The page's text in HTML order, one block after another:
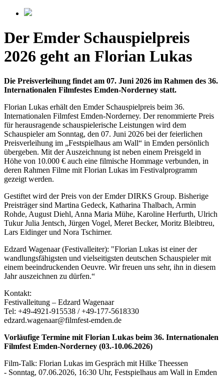
Der Emder Schauspielpreis
2026 geht an Florian Lukas
Die Preisverleihung findet am 07. Juni 2026 im Rahmen des 36.
Internationalen Filmfestes Emden-Norderney statt.
Florian Lukas erhält den Emder Schauspielpreis beim 36.
Internationalen Filmfest Emden-Norderney. Der renommierte Preis
für herausragende schauspielerische Leistungen wird dem
Schauspieler am Sonntag, den 07. Juni 2026 bei der feierlichen
Preisverleihung im „Festspielhaus am Wall“ in Emden persönlich
übergeben. Mit der Auszeichnung ist neben einem Preisgeld in
Höhe von 10.000 € auch eine filmische Hommage verbunden, in
deren Rahmen Filme mit Florian Lukas im Festivalprogramm
gezeigt werden.
Gestiftet wird der Preis von der Emder DIRKS Group. Bisherige
Preisträger sind Martina Gedeck, Katharina Thalbach, Armin
Rohde, August Diehl, Anna Maria Mühe, Karoline Herfurth, Ulrich
Tukur Julia Jentsch, Jürgen Vogel, Meret Becker, Moritz Bleibtreu,
Lars Eidinger und Nora Tschirner.
Edzard Wagenaar (Festivalleiter): "Florian Lukas ist einer der
wandlungsfähigsten und vielseitigsten deutschen Schauspieler mit
einem beeindruckenden Oeuvre. Wir freuen uns sehr, ihn in diesem
Jahr auszeichnen zu dürfen.“
Kontakt:
Festivalleitung – Edzard Wagenaar
Tel: +49-4921-915538 / +49-177-5618330
edzard.wagenaar@filmfest-emden.de
Vorläufige Termine mit Florian Lukas beim 36. Internationalen
Filmfest Emden-Norderney (03.-10.06.2026)
Film-Talk: Florian Lukas im Gespräch mit Hilke Theessen
- Sonntag, 07.06.2026, 16:30 Uhr, Festspielhaus am Wall in Emden